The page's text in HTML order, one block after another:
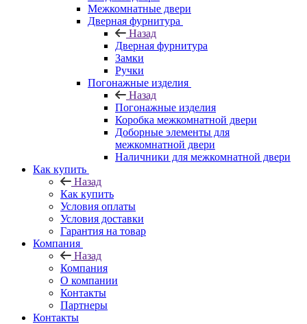
Межкомнатные двери
Дверная фурнитура
Назад
Дверная фурнитура
Замки
Ручки
Погонажные изделия
Назад
Погонажные изделия
Коробка межкомнатной двери
Доборные элементы для
межкомнатной двери
Наличники для межкомнатной двери
Как купить
Назад
Как купить
Условия оплаты
Условия доставки
Гарантия на товар
Компания
Назад
Компания
О компании
Контакты
Партнеры
Контакты